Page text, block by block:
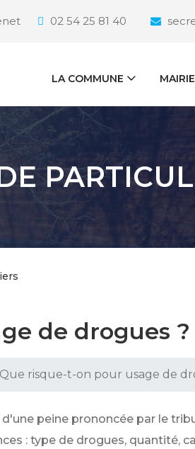
02 54 25 81 40
LA COMMUNE MAIRIE
de drogues ?
Que risque-t-on pour usage de
d'une peine prononcée par le
: type de drogues, quantité,